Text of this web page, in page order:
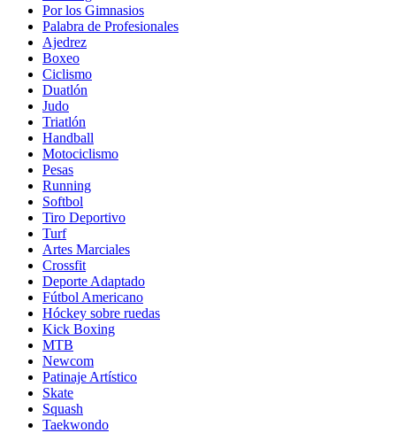
Por los Gimnasios
Palabra de Profesionales
Ajedrez
Boxeo
Ciclismo
Duatlón
Judo
Triatlón
Handball
Motociclismo
Pesas
Running
Softbol
Tiro Deportivo
Turf
Artes Marciales
Crossfit
Deporte Adaptado
Fútbol Americano
Hóckey sobre ruedas
Kick Boxing
MTB
Newcom
Patinaje Artístico
Skate
Squash
Taekwondo